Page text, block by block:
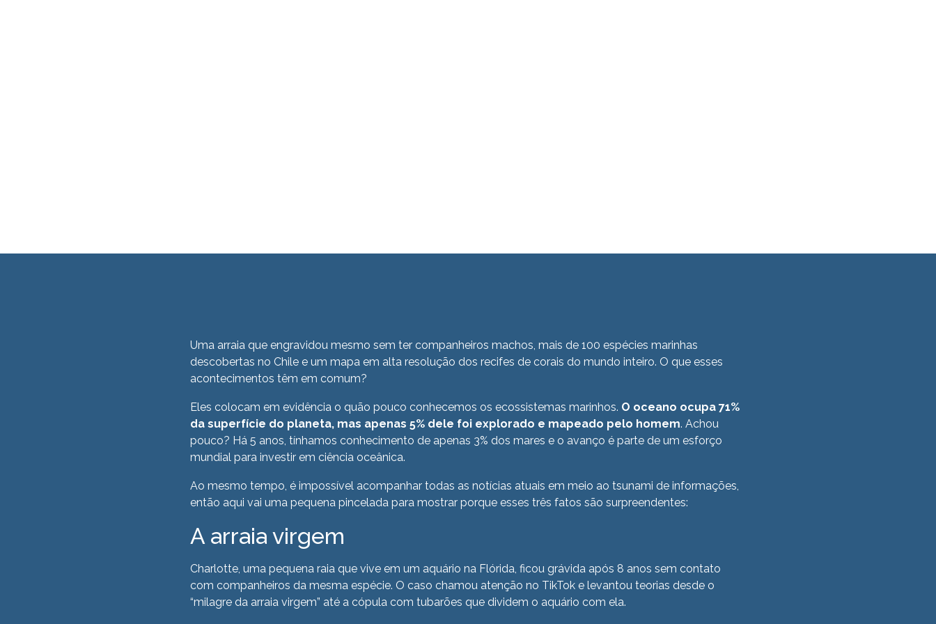
Uma arraia que engravidou mesmo sem ter companheiros machos, mais de 100 espécies marinhas
descobertas no Chile e um mapa em alta resolução dos recifes de corais do mundo inteiro. O que esses
acontecimentos têm em comum?
Eles colocam em evidência o quão pouco conhecemos os ecossistemas marinhos. O oceano ocupa 71%
da superfície do planeta, mas apenas 5% dele foi explorado e mapeado pelo homem. Achou
pouco? Há 5 anos, tínhamos conhecimento de apenas 3% dos mares e o avanço é parte de um esforço
mundial para investir em ciência oceânica.
Ao mesmo tempo, é impossível acompanhar todas as notícias atuais em meio ao tsunami de informações,
então aqui vai uma pequena pincelada para mostrar porque esses três fatos são surpreendentes:
A arraia virgem
Charlotte, uma pequena raia que vive em um aquário na Flórida, ficou grávida após 8 anos sem contato
com companheiros da mesma espécie. O caso chamou atenção no TikTok e levantou teorias desde o
“milagre da arraia virgem” até a cópula com tubarões que dividem o aquário com ela.